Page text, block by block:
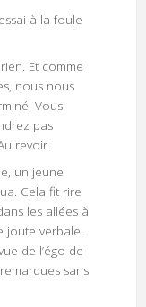
à la foule
Et comme
nous nous
Vous
pas
revoir.
un jeune
Cela fit rire
les allées à
joute verbale.
de l’égo de
sans